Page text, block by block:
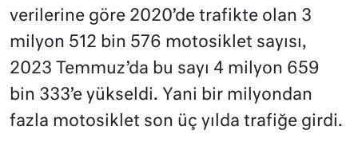
verilerine göre 2020’de trafikte olan 3
milyon 512 bin 576 motosiklet sayısı,
2023 Temmuz’da bu sayı 4 milyon 659
bin 333’e yükseldi. Yani bir milyondan
fazla motosiklet son üç yılda trafiğe girdi.